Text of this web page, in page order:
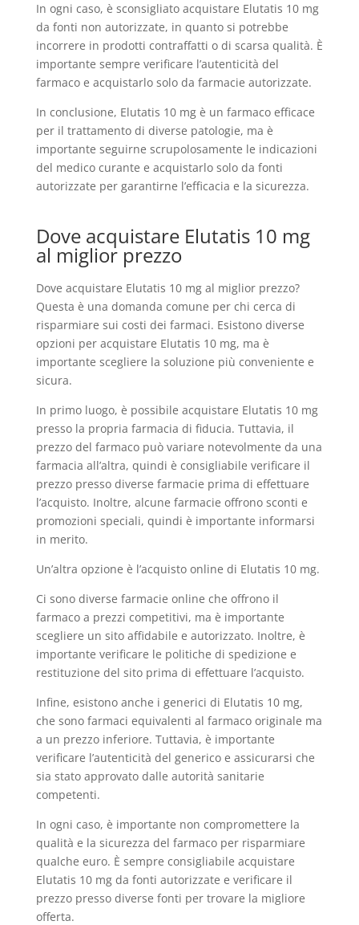
In ogni caso, è sconsigliato acquistare Elutatis 10 mg
da fonti non autorizzate, in quanto si potrebbe
incorrere in prodotti contraffatti o di scarsa qualità. È
importante sempre verificare l’autenticità del
farmaco e acquistarlo solo da farmacie autorizzate.
In conclusione, Elutatis 10 mg è un farmaco efficace
per il trattamento di diverse patologie, ma è
importante seguirne scrupolosamente le indicazioni
del medico curante e acquistarlo solo da fonti
autorizzate per garantirne l’efficacia e la sicurezza.
Dove acquistare Elutatis 10 mg
al miglior prezzo
Dove acquistare Elutatis 10 mg al miglior prezzo?
Questa è una domanda comune per chi cerca di
risparmiare sui costi dei farmaci. Esistono diverse
opzioni per acquistare Elutatis 10 mg, ma è
importante scegliere la soluzione più conveniente e
sicura.
In primo luogo, è possibile acquistare Elutatis 10 mg
presso la propria farmacia di fiducia. Tuttavia, il
prezzo del farmaco può variare notevolmente da una
farmacia all’altra, quindi è consigliabile verificare il
prezzo presso diverse farmacie prima di effettuare
l’acquisto. Inoltre, alcune farmacie offrono sconti e
promozioni speciali, quindi è importante informarsi
in merito.
Un’altra opzione è l’acquisto online di Elutatis 10 mg.
Ci sono diverse farmacie online che offrono il
farmaco a prezzi competitivi, ma è importante
scegliere un sito affidabile e autorizzato. Inoltre, è
importante verificare le politiche di spedizione e
restituzione del sito prima di effettuare l’acquisto.
Infine, esistono anche i generici di Elutatis 10 mg,
che sono farmaci equivalenti al farmaco originale ma
a un prezzo inferiore. Tuttavia, è importante
verificare l’autenticità del generico e assicurarsi che
sia stato approvato dalle autorità sanitarie
competenti.
In ogni caso, è importante non compromettere la
qualità e la sicurezza del farmaco per risparmiare
qualche euro. È sempre consigliabile acquistare
Elutatis 10 mg da fonti autorizzate e verificare il
prezzo presso diverse fonti per trovare la migliore
offerta.